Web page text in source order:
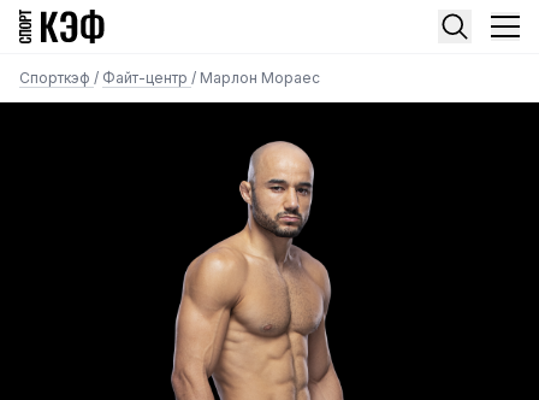
Спорткэф / Файт-центр / Марлон Мораес